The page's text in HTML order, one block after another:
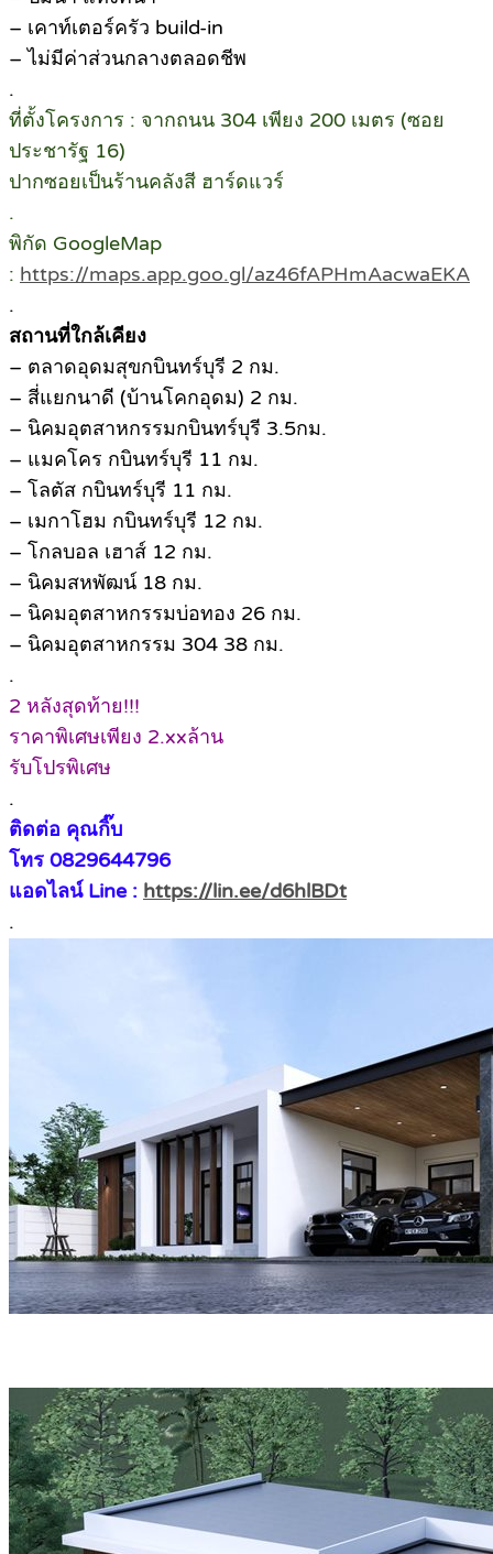
– เคาท์เตอร์ครัว build-in
– ไม่มีค่าส่วนกลางตลอดชีพ
.
ที่ตั้งโครงการ : จากถนน 304 เพียง 200 เมตร (ซอย
ประชารัฐ 16)
ปากซอยเป็นร้านคลังสี ฮาร์ดแวร์
.
พิกัด GoogleMap
: https://maps.app.goo.gl/az46fAPHmAacwaEKA
.
สถานที่ใกล้เคียง
– ตลาดอุดมสุขกบินทร์บุรี 2 กม.
– สี่แยกนาดี (บ้านโคกอุดม) 2 กม.
– นิคมอุตสาหกรรมกบินทร์บุรี 3.5กม.
– แมคโคร กบินทร์บุรี 11 กม.
– โลตัส กบินทร์บุรี 11 กม.
– เมกาโฮม กบินทร์บุรี 12 กม.
– โกลบอล เฮาส์ 12 กม.
– นิคมสหพัฒน์ 18 กม.
– นิคมอุตสาหกรรมบ่อทอง 26 กม.
– นิคมอุตสาหกรรม 304 38 กม.
.
2 หลังสุดท้าย!!!
ราคาพิเศษเพียง 2.xxล้าน
รับโปรพิเศษ
.
ติดต่อ คุณกิ๊บ
โทร 0829644796
แอดไลน์ Line : https://lin.ee/d6hlBDt
.